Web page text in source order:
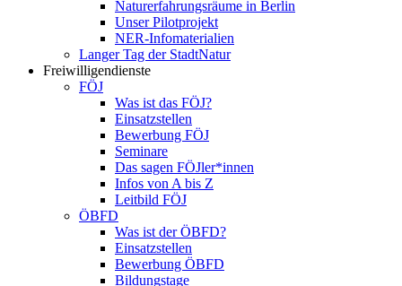
Naturerfahrungsräume in Berlin
Unser Pilotprojekt
NER-Infomaterialien
Langer Tag der StadtNatur
Freiwilligendienste
FÖJ
Was ist das FÖJ?
Einsatzstellen
Bewerbung FÖJ
Seminare
Das sagen FÖJler*innen
Infos von A bis Z
Leitbild FÖJ
ÖBFD
Was ist der ÖBFD?
Einsatzstellen
Bewerbung ÖBFD
Bildungstage